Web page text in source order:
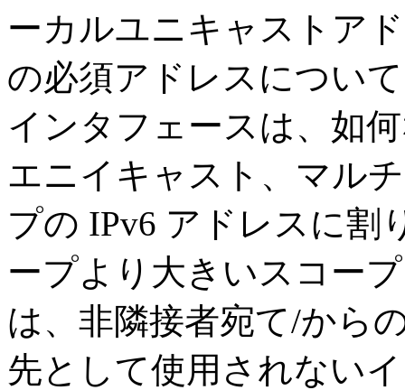
ーカルユニキャストア
の必須アドレスについ
インタフェースは、如
エニイキャスト、マル
プの IPv6 アドレスに割
ープより大きいスコー
は、非隣接者宛て/から
先として使用されない